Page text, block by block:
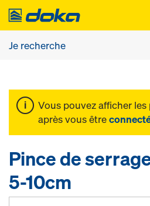
Vous pouvez afficher
après vous être
Pince de
5-10cm